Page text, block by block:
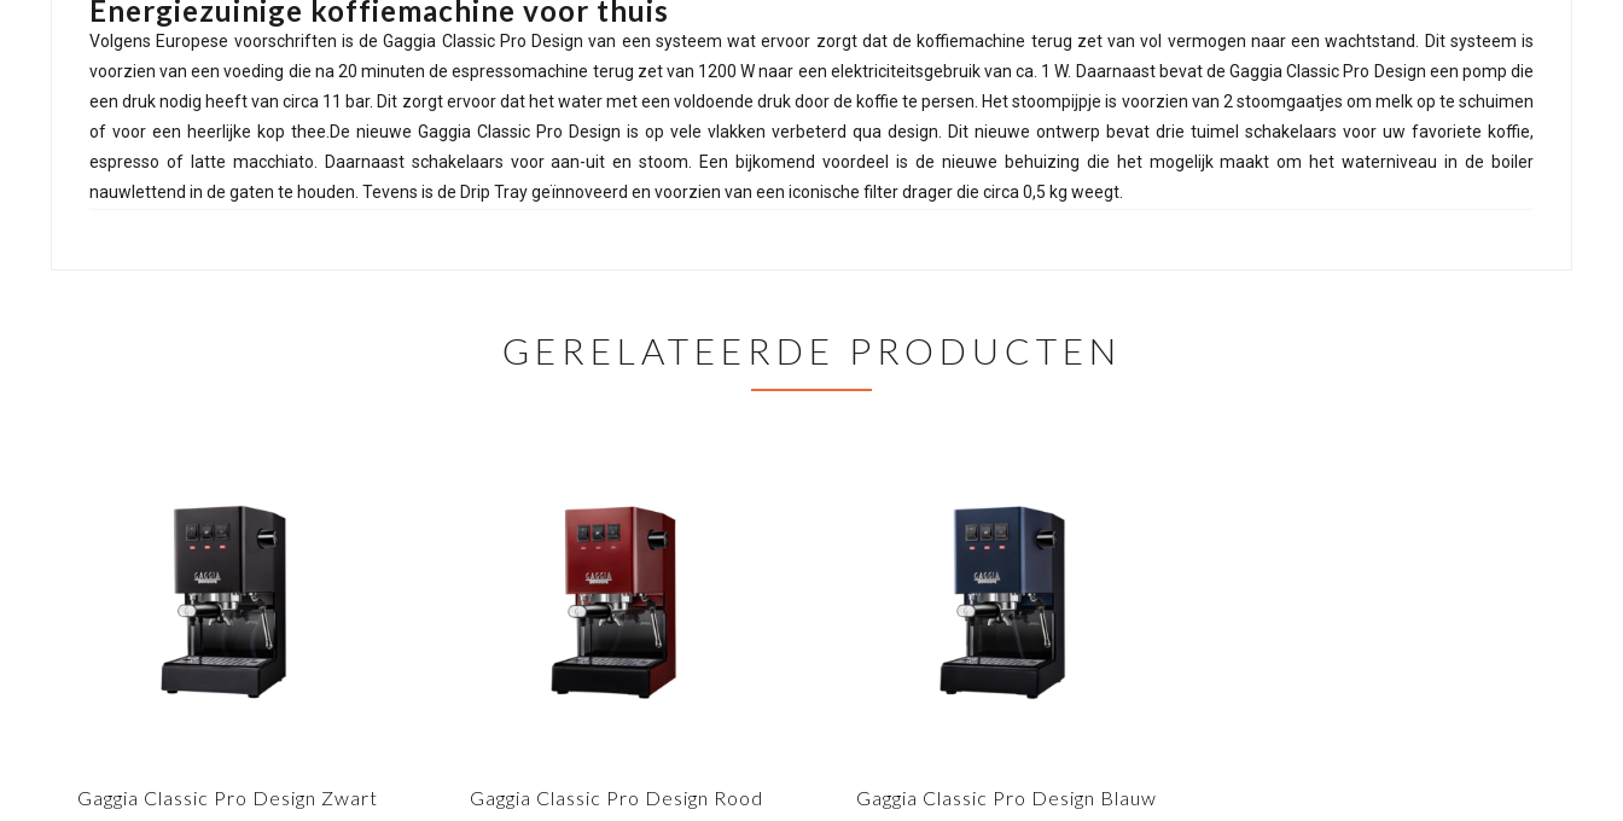
Energiezuinige koffiemachine voor thuis
Volgens Europese voorschriften is de Gaggia Classic Pro Design van een systeem wat ervoor zorgt dat de koffiemachine terug zet van vol vermogen naar een wachtstand. Dit systeem is
voorzien van een voeding die na 20 minuten de espressomachine terug zet van 1200 W naar een elektriciteitsgebruik van ca. 1 W. Daarnaast bevat de Gaggia Classic Pro Design een pomp die
een druk nodig heeft van circa 11 bar. Dit zorgt ervoor dat het water met een voldoende druk door de koffie te persen. Het stoompijpje is voorzien van 2 stoomgaatjes om melk op te schuimen
of voor een heerlijke kop thee.De nieuwe Gaggia Classic Pro Design is op vele vlakken verbeterd qua design. Dit nieuwe ontwerp bevat drie tuimel schakelaars voor uw favoriete koffie,
espresso of latte macchiato. Daarnaast schakelaars voor aan-uit en stoom. Een bijkomend voordeel is de nieuwe behuizing die het mogelijk maakt om het waterniveau in de boiler
nauwlettend in de gaten te houden. Tevens is de Drip Tray geïnnoveerd en voorzien van een iconische filter drager die circa 0,5 kg weegt.
GERELATEERDE PRODUCTEN
Gaggia Classic Pro Design Zwart Gaggia Classic Pro Design Rood Gaggia Classic Pro Design Blauw